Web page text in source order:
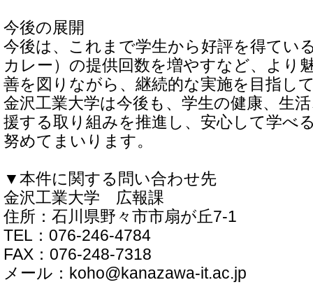
今後の展開
今後は、これまで学生から好評を得てい
カレー）の提供回数を増やすなど、より
善を図りながら、継続的な実施を目指し
金沢工業大学は今後も、学生の健康、生
援する取り組みを推進し、安心して学べ
努めてまいります。
▼本件に関する問い合わせ先
金沢工業大学 広報課
住所：石川県野々市市扇が丘7-1
TEL：076-246-4784
FAX：076-248-7318
メール：koho@kanazawa-it.ac.jp